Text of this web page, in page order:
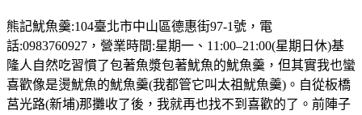
熊記魷魚羹:104臺北市中山區德惠街97-1號，電
話:0983760927，營業時間:星期一、11:00–21:00(星期日休)基
隆人自然吃習慣了包著魚漿包著魷魚的魷魚羹，但其實我也蠻
喜歡像是燙魷魚的魷魚羹(我都管它叫太祖魷魚羹)。自從板橋
莒光路(新埔)那攤收了後，我就再也找不到喜歡的了。前陣子